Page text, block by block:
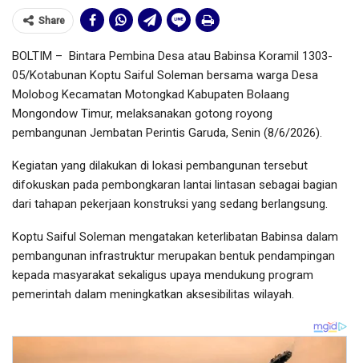
Share
BOLTIM – Bintara Pembina Desa atau Babinsa Koramil 1303-
05/Kotabunan Koptu Saiful Soleman bersama warga Desa
Molobog Kecamatan Motongkad Kabupaten Bolaang
Mongondow Timur, melaksanakan gotong royong
pembangunan Jembatan Perintis Garuda, Senin (8/6/2026).
Kegiatan yang dilakukan di lokasi pembangunan tersebut
difokuskan pada pembongkaran lantai lintasan sebagai bagian
dari tahapan pekerjaan konstruksi yang sedang berlangsung.
Koptu Saiful Soleman mengatakan keterlibatan Babinsa dalam
pembangunan infrastruktur merupakan bentuk pendampingan
kepada masyarakat sekaligus upaya mendukung program
pemerintah dalam meningkatkan aksesibilitas wilayah.